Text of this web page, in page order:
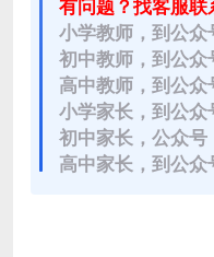
有问题？找客服联
小学教师，到公
初中教师，到公
高中教师，到公
小学家长，到公
初中家长，公众
高中家长，到公